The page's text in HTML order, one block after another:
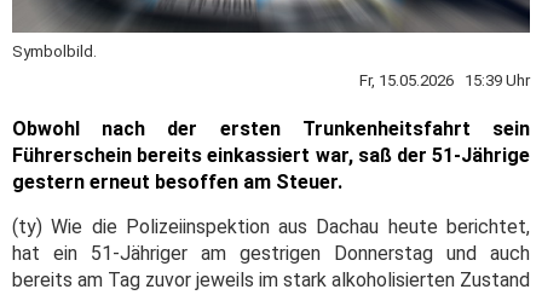
Symbolbild.
Fr, 15.05.2026 15:39 Uhr
Obwohl nach der ersten Trunkenheitsfahrt sein
Führerschein bereits einkassiert war, saß der 51-Jährige
gestern erneut besoffen am Steuer.
(ty) Wie die Polizeiinspektion aus Dachau heute berichtet,
hat ein 51-Jähriger am gestrigen Donnerstag und auch
bereits am Tag zuvor jeweils im stark alkoholisierten Zustand